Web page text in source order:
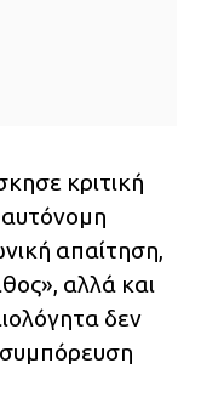
κριτική
απαίτηση,
αλλά και
δεν